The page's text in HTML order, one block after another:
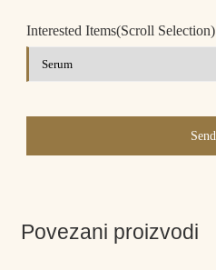
Interested Items(Scroll Selection)
Send
Povezani proizvodi